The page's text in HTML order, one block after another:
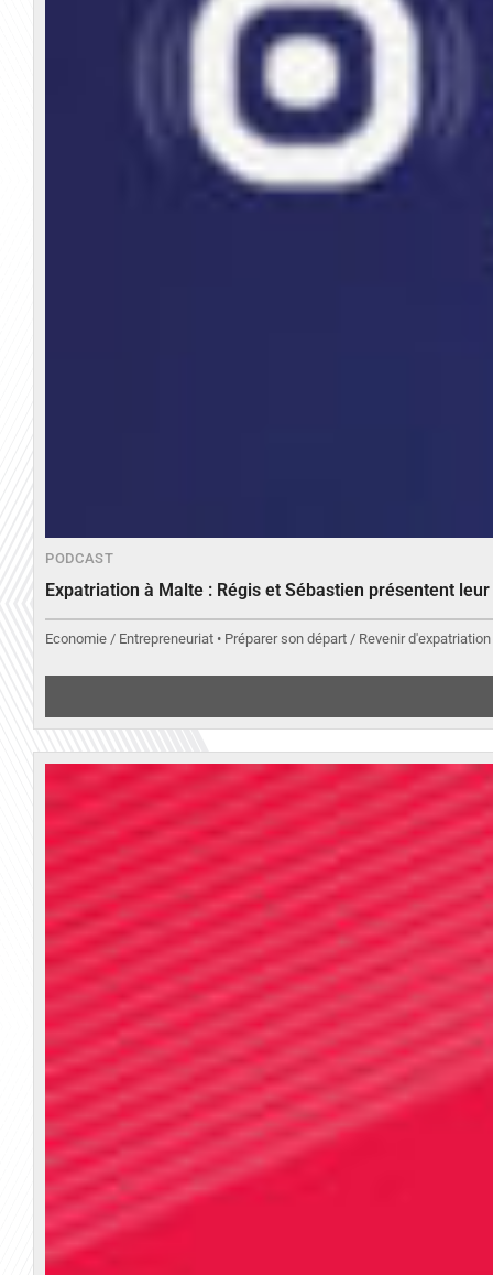
PODCAST
Expatriation à Malte : Régis et Sébastien présentent
Economie / Entrepreneuriat • Préparer son départ / Revenir d'expatriation